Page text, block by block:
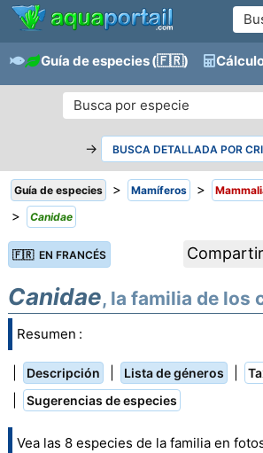
Guía de especies(🇫🇷)
→ BUSCA DETALLADA POR
Guía de especies > Mamíferos >
> Canidae
🇫🇷 EN FRANCÉS
Canidae, la familia de los
Resumen :
Descripción Lista de géneros
Sugerencias de especies
Vea las 8 especies de la familia en